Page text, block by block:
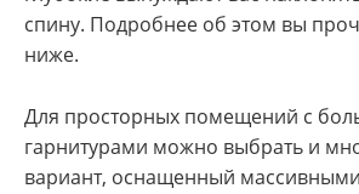
спину. Подробнее об этом вы
ниже.
Для просторных помещений с
гарнитурами можно выбрать и
вариант, оснащенный